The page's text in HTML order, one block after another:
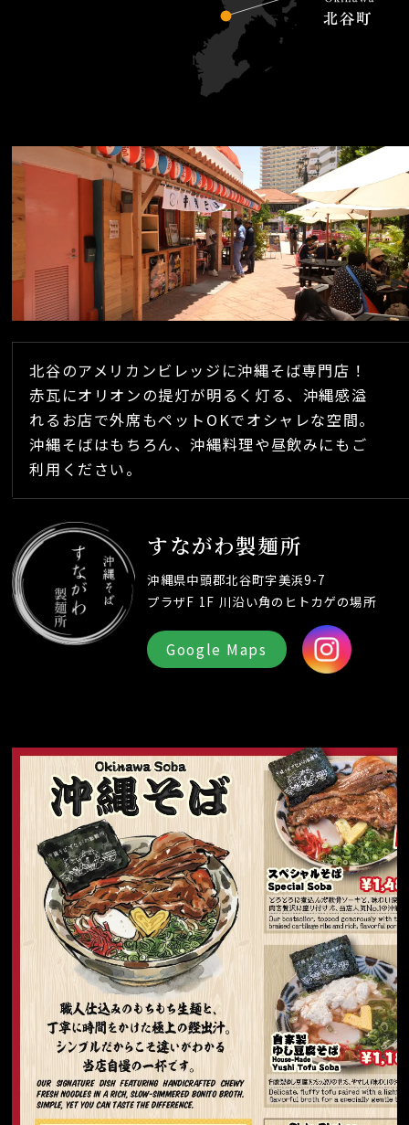
北谷のアメリカンビレッジに沖縄そば専門店！
赤瓦にオリオンの提灯が明るく灯る、沖縄感溢
れるお店で外席もペットOKでオシャレな空間。
沖縄そばはもちろん、沖縄料理や昼飲みにもご
利用ください。
すながわ製麺所
沖縄県中頭郡北谷町字美浜9-7
プラザF 1F 川沿い角のヒトカゲの場所
Google Maps